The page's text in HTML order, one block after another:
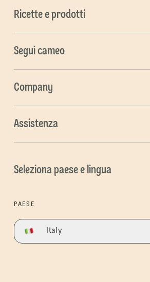
Ricette e prodotti
Segui cameo
Company
Assistenza
Seleziona paese e lingua
PAESE
Italy